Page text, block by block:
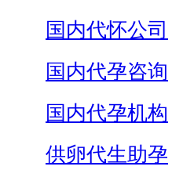
国内代怀公司
国内代孕咨询
国内代孕机构
供卵代生助孕